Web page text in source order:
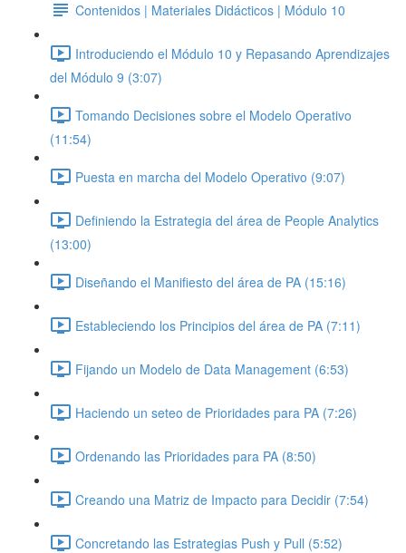
Contenidos | Materiales Didácticos | Módulo 10
Introduciendo el Módulo 10 y Repasando Aprendizajes
del Módulo 9 (3:07)
Tomando Decisiones sobre el Modelo Operativo
(11:54)
Puesta en marcha del Modelo Operativo (9:07)
Definiendo la Estrategia del área de People Analytics
(13:00)
Diseñando el Manifiesto del área de PA (15:16)
Estableciendo los Principios del área de PA (7:11)
Fijando un Modelo de Data Management (6:53)
Haciendo un seteo de Prioridades para PA (7:26)
Ordenando las Prioridades para PA (8:50)
Creando una Matriz de Impacto para Decidir (7:54)
Concretando las Estrategias Push y Pull (5:52)